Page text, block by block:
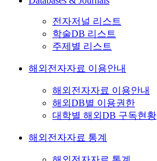
전자저널 리스트
학술DB 리스트
주제별 리스트
해외전자자료 이용안내
해외전자자료 이용안내
해외DB별 이용권한
대학별 해외DB 구독현황
해외전자자료 통계